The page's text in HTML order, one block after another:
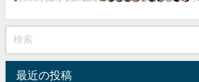
最近の投稿